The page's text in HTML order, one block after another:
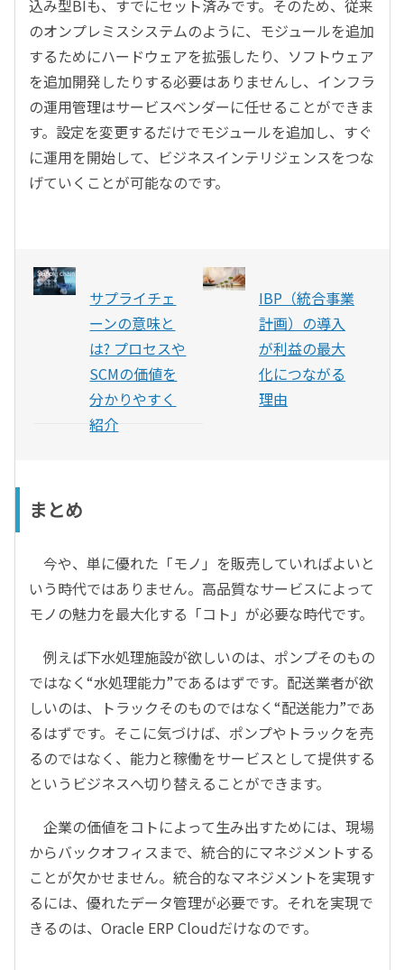
込み型BIも、すでにセット済みです。そのため、従来
のオンプレミスシステムのように、モジュールを追加
するためにハードウェアを拡張したり、ソフトウェア
を追加開発したりする必要はありませんし、インフラ
の運用管理はサービスベンダーに任せることができま
す。設定を変更するだけでモジュールを追加し、すぐ
に運用を開始して、ビジネスインテリジェンスをつな
げていくことが可能なのです。
サプライチェ
ーンの意味と
は? プロセスや
SCMの価値を
分かりやすく
紹介
IBP（統合事業
計画）の導入
が利益の最大
化につながる
理由
まとめ
今や、単に優れた「モノ」を販売していればよいと
いう時代ではありません。高品質なサービスによって
モノの魅力を最大化する「コト」が必要な時代です。
例えば下水処理施設が欲しいのは、ポンプそのもの
ではなく“水処理能力”であるはずです。配送業者が欲
しいのは、トラックそのものではなく“配送能力”であ
るはずです。そこに気づけば、ポンプやトラックを売
るのではなく、能力と稼働をサービスとして提供する
というビジネスへ切り替えることができます。
企業の価値をコトによって生み出すためには、現場
からバックオフィスまで、統合的にマネジメントする
ことが欠かせません。統合的なマネジメントを実現す
るには、優れたデータ管理が必要です。それを実現で
きるのは、Oracle ERP Cloudだけなのです。